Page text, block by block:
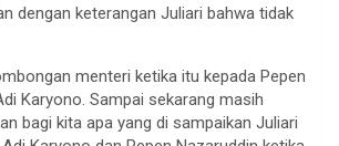
dengan keterangan Juliari bahwa tidak
menteri ketika itu kepada Pepen
Karyono. Sampai sekarang masih
bagi kita apa yang di sampaikan Juliari